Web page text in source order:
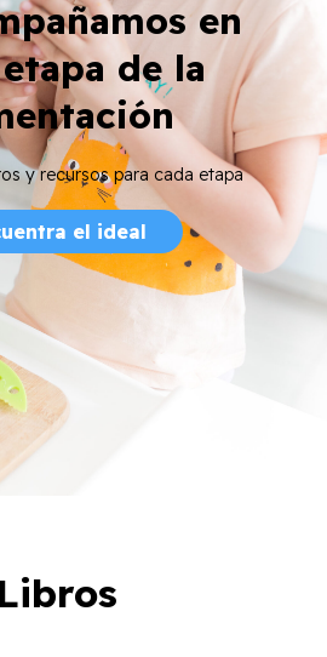
en
de la
y recursos para cada etapa
el ideal
Libros